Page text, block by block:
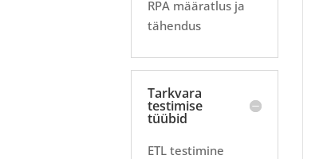
RPA määratlus ja
tähendus
Tarkvara
testimise
tüübid
ETL testimine